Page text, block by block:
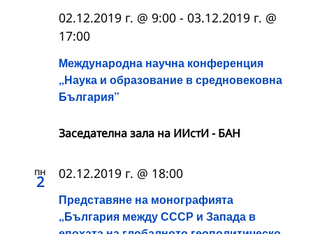
Международна научна конференция
„Наука и образование в средновековна
България”
02.12.2019 г. @ 9:00 - 03.12.2019 г. @
17:00
Заседателна зала на ИИстИ - БАН
пн
2
Представяне на монографията
„България между СССР и Запада в
02.12.2019 г. @ 18:00